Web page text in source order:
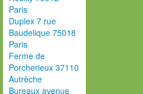
Paris
Duplex 7 rue
Baudelique 75018
Paris
Ferme de
Porcherieux 37110
Autrèche
Bureaux avenue